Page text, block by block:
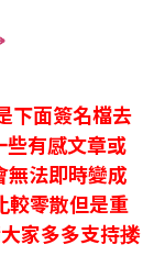
下面簽名檔去
些有感文章或
無法即時變成
較零散但是重
家多多支持搂